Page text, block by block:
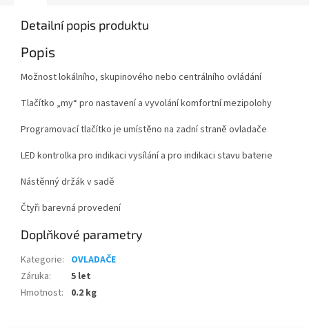
Detailní popis produktu
Popis
Možnost lokálního, skupinového nebo centrálního ovládání
Tlačítko „my“ pro nastavení a vyvolání komfortní mezipolohy
Programovací tlačítko je umístěno na zadní straně ovladače
LED kontrolka pro indikaci vysílání a pro indikaci stavu baterie
Nástěnný držák v sadě
Čtyři barevná provedení
Doplňkové parametry
Kategorie: OVLADAČE
Záruka:
5 let
Hmotnost: 0.2 kg